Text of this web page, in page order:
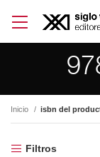
Inicio isbn del
Filtros